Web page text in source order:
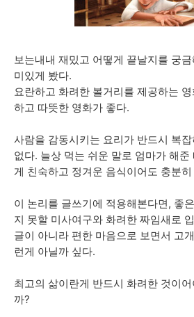
보는내내 재밌고 어떻게 끝날지를 궁
미있게 봤다.
요란하고 화려한 볼거리를 제공하는
하고 따뜻한 영화가 좋다.
사람을 감동시키는 요리가 반드시 복
없다. 늘상 먹는 쉬운 말로 엄마가 해
게 친숙하고 정겨운 음식이어도 충분
이 논리를 글쓰기에 적용해본다면, 좋
지 못할 미사여구와 화려한 짜임새로
글이 아니라 편한 마음으로 보면서 고
런게 아닐까 싶다.
최고의 삶이란게 반드시 화려한 것이
까?